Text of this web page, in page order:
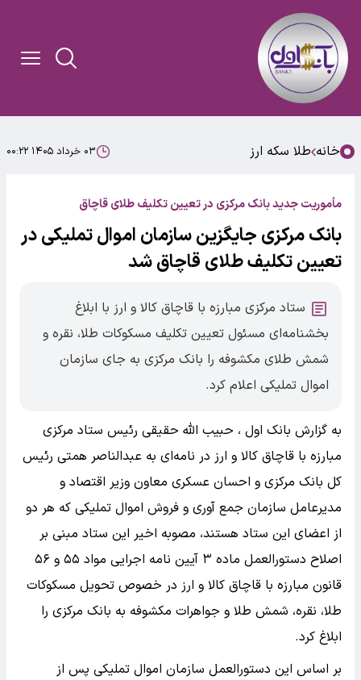
خانه طلا سکه ارز ۰۳ خرداد ۱۴۰۵ ۰۰:۲۲
مأموریت جدید بانک مرکزی در تعیین تکلیف طلای قاچاق
بانک مرکزی جایگزین سازمان اموال تملیکی در
تعیین تکلیف طلای قاچاق شد
ستاد مرکزی مبارزه با قاچاق کالا و ارز با ابلاغ
بخشنامه‌ای مسئول تعیین تکلیف مسکوکات طلا، نقره و
شمش طلای مکشوفه را بانک مرکزی به جای سازمان
اموال تملیکی اعلام کرد.
به گزارش بانک اول ، حبیب الله حقیقی رئیس ستاد مرکزی
مبارزه با قاچاق کالا و ارز در نامه‌ای به عبدالناصر همتی رئیس
کل بانک مرکزی و احسان عسکری معاون وزیر اقتصاد و
مدیرعامل سازمان جمع آوری و فروش اموال تملیکی که هر دو
از اعضای این ستاد هستند، مصوبه اخیر این ستاد مبنی بر
اصلاح دستورالعمل ماده ۳ آیین نامه اجرایی مواد ۵۵ و ۵۶
قانون مبارزه با قاچاق کالا و ارز در خصوص تحویل مسکوکات
طلا، نقره، شمش طلا و جواهرات مکشوفه به بانک مرکزی را
ابلاغ کرد.
بر اساس این دستورالعمل سازمان اموال تملیکی پس از